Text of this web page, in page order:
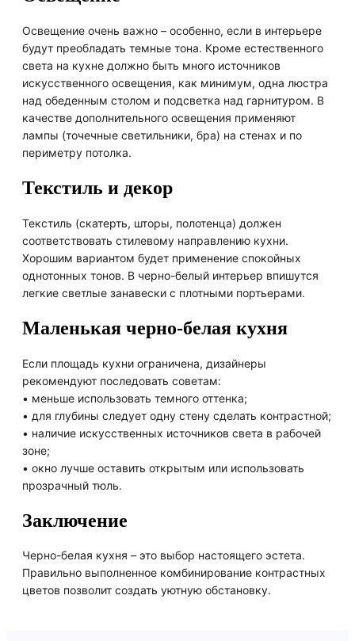
Освещение очень важно – особенно, если в интерьере
будут преобладать темные тона. Кроме естественного
света на кухне должно быть много источников
искусственного освещения, как минимум, одна люстра
над обеденным столом и подсветка над гарнитуром. В
качестве дополнительного освещения применяют
лампы (точечные светильники, бра) на стенах и по
периметру потолка.
Текстиль и декор
Текстиль (скатерть, шторы, полотенца) должен
соответствовать стилевому направлению кухни.
Хорошим вариантом будет применение спокойных
однотонных тонов. В черно-белый интерьер впишутся
легкие светлые занавески с плотными портьерами.
Маленькая черно-белая кухня
Если площадь кухни ограничена, дизайнеры
рекомендуют последовать советам:
• меньше использовать темного оттенка;
• для глубины следует одну стену сделать контрастной;
• наличие искусственных источников света в рабочей
зоне;
• окно лучше оставить открытым или использовать
прозрачный тюль.
Заключение
Черно-белая кухня – это выбор настоящего эстета.
Правильно выполненное комбинирование контрастных
цветов позволит создать уютную обстановку.